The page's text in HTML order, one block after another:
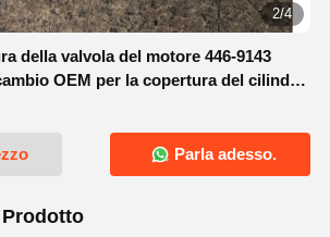
2/4
della valvola del motore 446-9143
OEM per la copertura del cilindro
Parla adesso.